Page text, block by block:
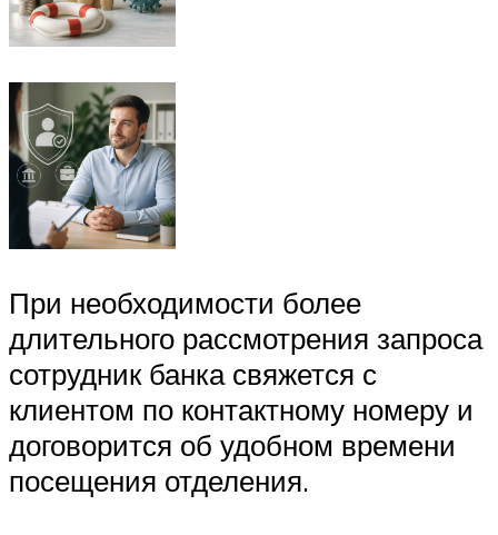
При необходимости более
длительного рассмотрения запроса
сотрудник банка свяжется с
клиентом по контактному номеру и
договорится об удобном времени
посещения отделения.